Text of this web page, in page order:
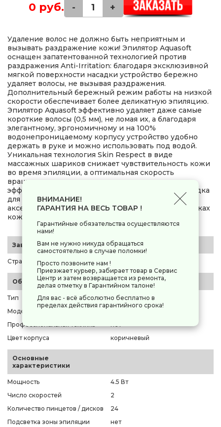
0 руб. - +
Удаление волос не должно быть неприятным и
вызывать раздражение кожи! Эпилятор Aquasoft
оснащен запатентованной технологией против
раздражения Anti-Irritation: благодаря эксклюзивной
мягкой поверхности насадки устройство бережно
удаляет волосы, не вызывая раздражения.
Дополнительный бережный режим работы на низкой
скорости обеспечивает более деликатную эпиляцию.
Эпилятор Aquasoft эффективно удаляет даже самые
короткие волосы (0,5 мм), не ломая их, а благодаря
элегантному, эргономичному и на 100%
водонепроницаемому корпусу устройство удобно
держать в руке и можно использовать под водой.
Уникальная технология Skin Respect в виде
массажных шариков снижает чувствительность кожи
во время эпиляции, а оптимальная скорость
вращения насадки позволяет повысить
эффективность эпиляции. В комплект входят насадка
для бритья и насадка для зоны бикини, а также
аксессуары для эпиляции на чувствительных участках
кожи и для более точного удаления волос.
Заводские данные
Страна-производитель
Общие параметры
Тип
эпилятор
Модель
Rowenta EP4930F0
Профессиональная техника
Цвет корпуса
коричневый
Основные
характеристики
Мощность
4.5 Вт
Число скоростей
2
Количество пинцетов / дисков
24
Подсветка зоны эпиляции
нет
ВНИМАНИЕ!
ГАРАНТИЯ НА ВЕСЬ ТОВАР !
Гарантийные обязательства осуществляются
нами!
Вам не нужно никуда обращаться
самостоятельно в случае поломки!
Просто позвоните нам !
Приезжает курьер, забирает товар в Сервис
Центр и затем возвращается из ремонта,
делая отметку в Гарантийном талоне!
Для вас - всё абсолютно бесплатно в
пределах действия гарантийного срока!